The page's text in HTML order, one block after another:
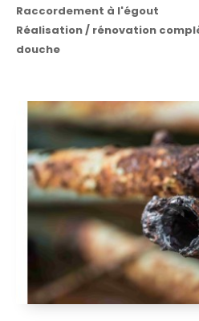
Raccordement à l'égout
Réalisation / rénovation
douche